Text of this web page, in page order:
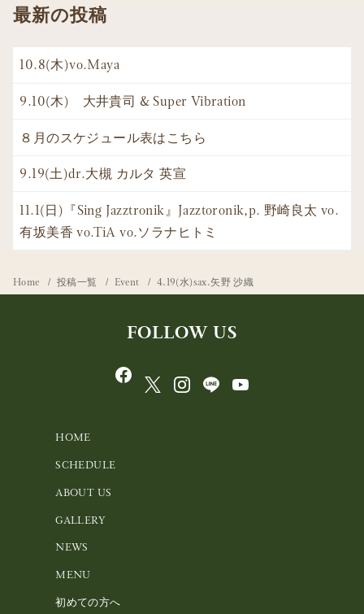
最新の投稿
10.8(木)vo.Maya
9.10(木) 大井貴司 & Super Vibration
８月のスケジュール表はこちら
9.19(土)dr.大槻 カルタ 英宣
11.1(日)『Sing Jazztronik』Jazztoronik,p. 野崎良太 vo.
有坂美香 vo.TiA vo.ソラナヒトミ
Home 投稿一覧 Event 4.19(水)sax.矢野 沙織
FOLLOW US
HOME
SCHEDULE
ABOUT US
GALLERY
NEWS
MENU
初めての方へ